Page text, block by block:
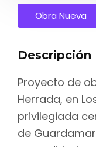
Obra Nueva
Descripción
Proyecto de
Herrada, en
privilegiada
de